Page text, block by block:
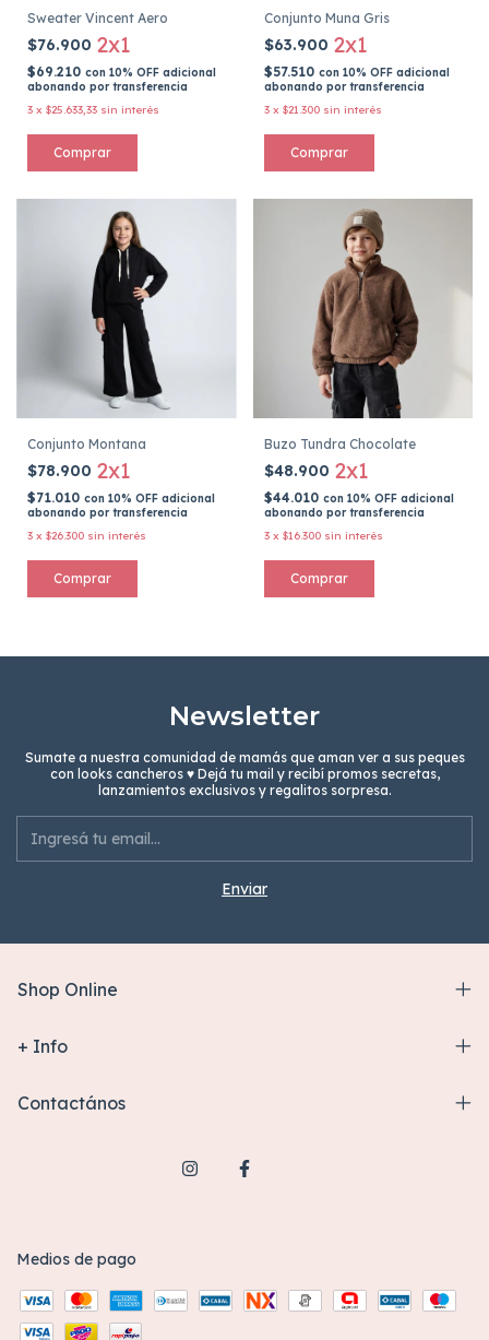
Sweater Vincent Aero
$76.900 2x1
$69.210 con 10% OFF adicional
abonando por transferencia
3 x $25.633,33 sin interés
Comprar
Conjunto Muna Gris
$63.900 2x1
$57.510 con 10% OFF adicional
abonando por transferencia
3 x $21.300 sin interés
Comprar
Conjunto Montana
$78.900 2x1
$71.010 con 10% OFF adicional
abonando por transferencia
3 x $26.300 sin interés
Comprar
Buzo Tundra Chocolate
$48.900 2x1
$44.010 con 10% OFF adicional
abonando por transferencia
3 x $16.300 sin interés
Comprar
Newsletter
Sumate a nuestra comunidad de mamás que aman ver a sus peques
con looks cancheros ♥ Dejá tu mail y recibí promos secretas,
lanzamientos exclusivos y regalitos sorpresa.
Shop Online
+ Info
Contactános
Medios de pago